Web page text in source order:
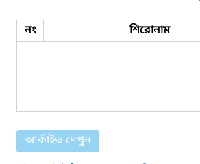
নং শিরোনাম
আর্কাইভ দেখুন